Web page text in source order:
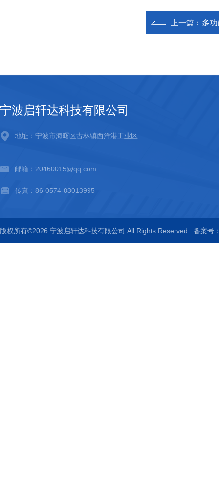
上一篇： 多
宁波启轩达科技有限公司
地址：宁波市海曙区古林镇西洋港工业区
邮箱：20460015@qq.com
传真：86-0574-83013995
版权所有©2026 宁波启轩达科技有限公司 All Rights Reserved 备案号